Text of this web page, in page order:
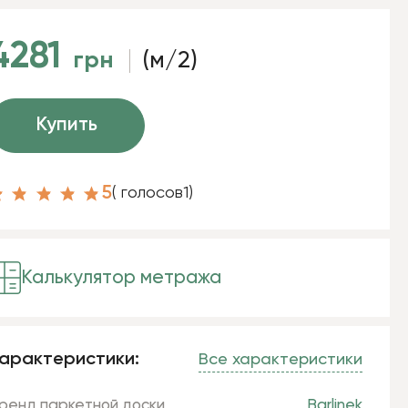
грн (м/2)
Купить
5( голосов1)
Калькулятор метража
Все характеристики